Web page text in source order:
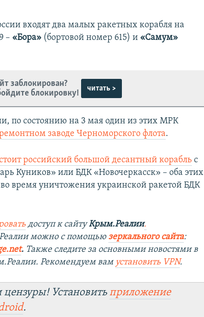
входят два малых ракетных корабля на
– «Бора» (бортовой номер 615) и «Самум»
заблокирован?
блокировку!
читать >
по состоянию на 3 мая один из этих МРК
заводе Черноморского флота.
российский большой десантный корабль с
Куников» или БДК «Новочеркасск» – оба этих
время уничтожения украинской ракетой БДК
доступ к сайту Крым.Реалии.
можно с помощьюзеркального сайта:
. Также следите за основными новостями в
Рекомендуем вам установить VPN.
цензуры! Установитьприложение
.